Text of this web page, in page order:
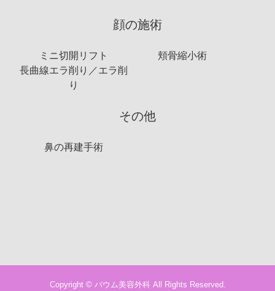
顔の施術
ミニ切開リフト
頬骨縮小術
長曲線エラ削り／エラ削
り
その他
鼻の再建手術
Copyright © バウム美容外科 All Rights Reserved.